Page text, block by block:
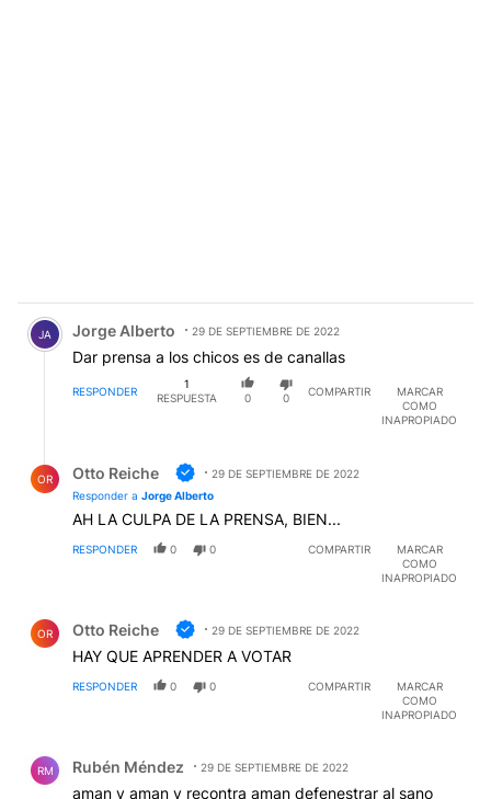
Comentario de Jorge Alberto.
JA Jorge Alberto 29 DE SEPTIEMBRE DE 2022
Dar prensa a los chicos es de canallas
RESPONDER
1
RESPUESTA
0 0
COMPARTIR
MARCAR
COMO
INAPROPIADO
OR Otto Reiche
29 DE SEPTIEMBRE DE 2022
Responder a Jorge Alberto
AH LA CULPA DE LA PRENSA, BIEN...
RESPONDER 0 0 COMPARTIR
MARCAR
COMO
INAPROPIADO
OR Otto Reiche 29 DE SEPTIEMBRE DE 2022
HAY QUE APRENDER A VOTAR
RESPONDER 0 0 COMPARTIR
MARCAR
COMO
INAPROPIADO
RM Rubén Méndez 29 DE SEPTIEMBRE DE 2022
aman y aman y recontra aman defenestrar al sano